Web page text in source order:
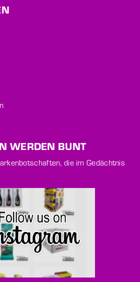
WERDEN BUNT
die im Gedächtnis